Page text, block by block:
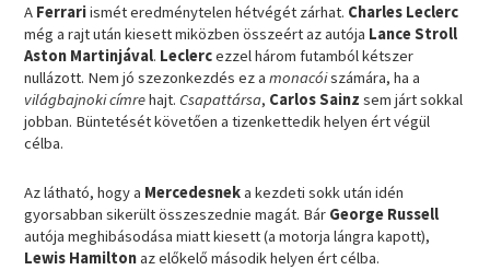
A Ferrariismét eredménytelen hétvégét zárhat. Charles Leclerc
még a rajt után kiesett miközben összeért az autója Lance Stroll
Aston Martinjával. Leclercezzel három futamból kétszer
nullázott. Nem jó szezonkezdés ez amonacóiszámára, ha a
világbajnoki címrehajt.Csapattársa, Carlos Sainz sem járt sokkal
jobban. Büntetését követően a tizenkettedik helyen ért végül
célba.
Az látható, hogy a Mercedesneka kezdeti sokk után idén
gyorsabban sikerült összeszednie magát. Bár George Russell
autója meghibásodása miatt kiesett (a motorja lángra kapott),
Lewis Hamiltonaz előkelő második helyen ért célba.